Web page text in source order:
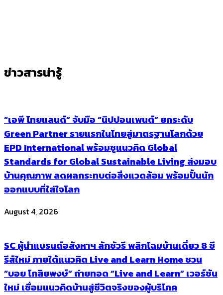
ข่าวสารน่ารู้
“เอพี ไทยแลนด์” จับมือ “นิปปอนเพนต์” ยกระดับ
Green Partner รายแรกในไทยสู่มาตรฐานโลกด้วย
EPD International พร้อมชูแนวคิด Global
Standards for Global Sustainable Living ส่งมอบ
บ้านคุณภาพ ลดผลกระทบต่อสิ่งแวดล้อม พร้อมปั้นนัก
ออกแบบที่ใส่ใจโลก
August 4, 2026
SC ผู้นำแบรนด์อสังหาฯ ลักชัวรี พลิกโฉมบ้านเดี่ยว 8 ซี
รีส์ใหม่ ภายใต้แนวคิด Live and Learn Home ชวน
“บอย โกสิยพงษ์” ถ่ายทอด “Live and Learn” เวอร์ชัน
ใหม่ เชื่อมแนวคิดบ้านสู่ชีวิตจริงของผู้บริโภค